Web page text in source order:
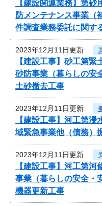
【建設関連業務】第
防メンテナンス事業（
件調査業務委託に関す
2023年12月11日更新
【建設工事】砂工第
砂防事業（暮らしの安
土砂撤去工事
2023年12月11日更新
【建設工事】河工第
域緊急事業他（債務）
2023年12月11日更新
【建設工事】河工第
事業（暮らしの安全・
機器更新工事